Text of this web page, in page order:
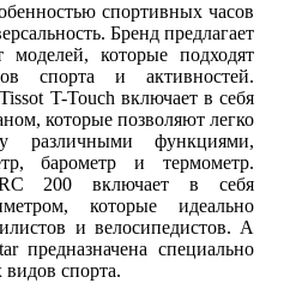
спортивных часов
Бренд предлагает
моделей, которые подходят
спорта и активностей.
T-Touch включает в себя
которые позволяют легко
различными функциями,
барометр и термометр.
200 включает в себя
которые идеально
и велосипедистов. А
предназначена специально
спорта.